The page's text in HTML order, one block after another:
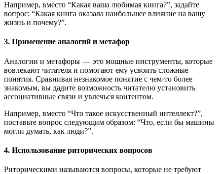
Например, вместо “Какая ваша любимая книга?”, задайте
вопрос: “Какая книга оказала наибольшее влияние на вашу
жизнь и почему?”.
3. Применение аналогий и метафор
Аналогии и метафоры — это мощные инструменты, которые
вовлекают читателя и помогают ему усвоить сложные
понятия. Сравнивая незнакомое понятие с чем-то более
знакомым, вы дадите возможность читателю установить
ассоциативные связи и увлечься контентом.
Например, вместо “Что такое искусственный интеллект?”,
поставьте вопрос следующим образом: “Что, если бы машины
могли думать, как люди?”.
4. Использование риторических вопросов
Риторическими называются вопросы, которые не требуют